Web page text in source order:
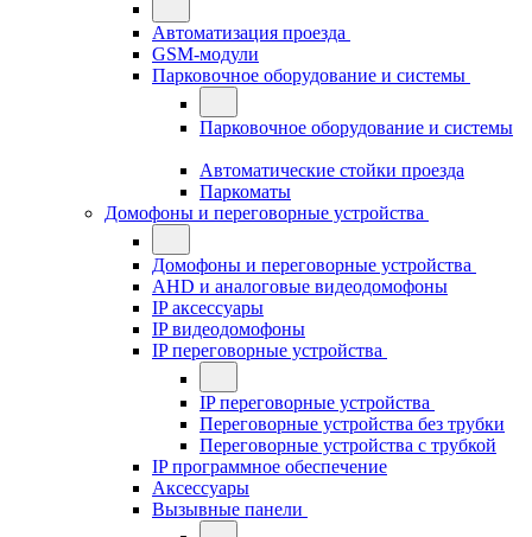
Автоматизация проезда
GSM-модули
Парковочное оборудование и системы
Парковочное оборудование и системы
Автоматические стойки проезда
Паркоматы
Домофоны и переговорные устройства
Домофоны и переговорные устройства
AHD и аналоговые видеодомофоны
IP аксессуары
IP видеодомофоны
IP переговорные устройства
IP переговорные устройства
Переговорные устройства без трубки
Переговорные устройства с трубкой
IP программное обеспечение
Аксессуары
Вызывные панели